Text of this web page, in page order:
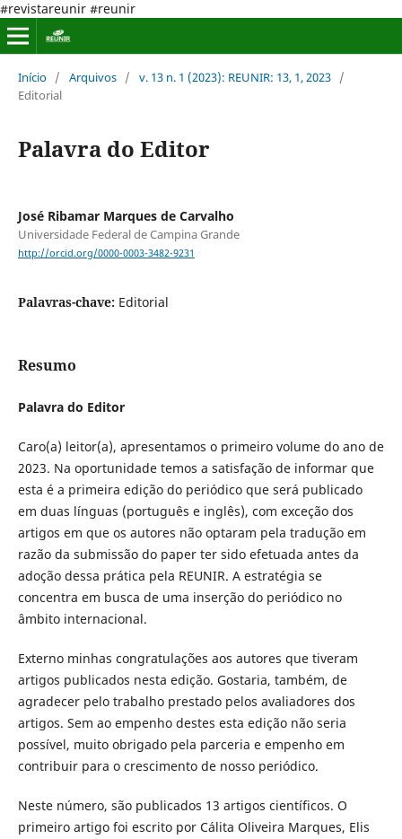
#revistareunir #reunir
Início / Arquivos / v. 13 n. 1 (2023): REUNIR: 13, 1, 2023 /
Editorial
Palavra do Editor
José Ribamar Marques de Carvalho
Universidade Federal de Campina Grande
http://orcid.org/0000-0003-3482-9231
Palavras-chave: Editorial
Resumo
Palavra do Editor
Caro(a) leitor(a), apresentamos o primeiro volume do ano de
2023. Na oportunidade temos a satisfação de informar que
esta é a primeira edição do periódico que será publicado
em duas línguas (português e inglês), com exceção dos
artigos em que os autores não optaram pela tradução em
razão da submissão do paper ter sido efetuada antes da
adoção dessa prática pela REUNIR. A estratégia se
concentra em busca de uma inserção do periódico no
âmbito internacional.
Externo minhas congratulações aos autores que tiveram
artigos publicados nesta edição. Gostaria, também, de
agradecer pelo trabalho prestado pelos avaliadores dos
artigos. Sem ao empenho destes esta edição não seria
possível, muito obrigado pela parceria e empenho em
contribuir para o crescimento de nosso periódico.
Neste número, são publicados 13 artigos científicos. O
primeiro artigo foi escrito por Cálita Oliveira Marques, Elis